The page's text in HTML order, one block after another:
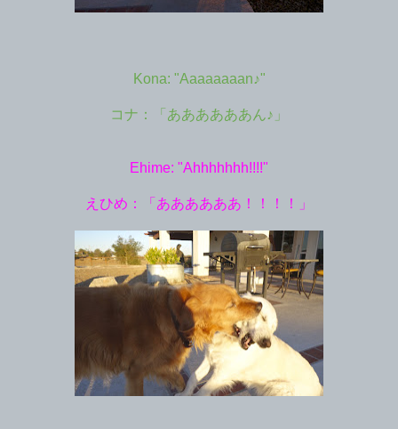
Kona: "Aaaaaaaan♪"
コナ：「ああああああん♪」
Ehime: "Ahhhhhhh!!!!"
えひめ：「ああああああ！！！！」